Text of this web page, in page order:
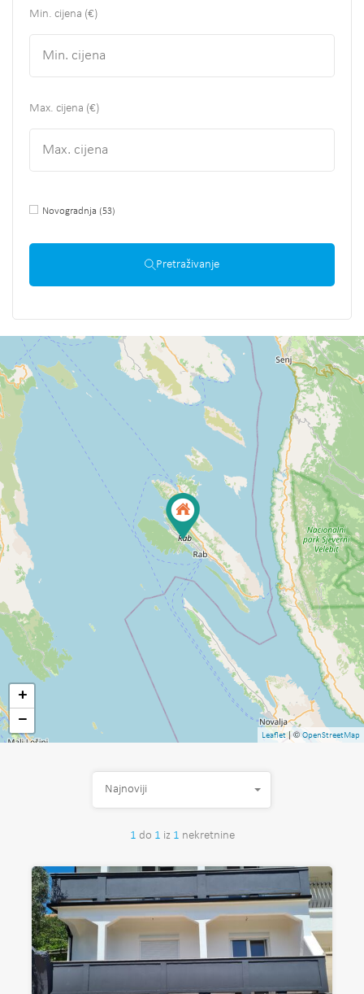
Min. cijena (€)
Max. cijena (€)
Novogradnja (53)
Pretraživanje
+
−
Leaflet| © OpenStreetMap
1 do 1 iz 1 nekretnine
Najnoviji